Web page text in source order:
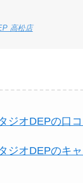
高松店
ジオDEPの口
ジオDEPのキ